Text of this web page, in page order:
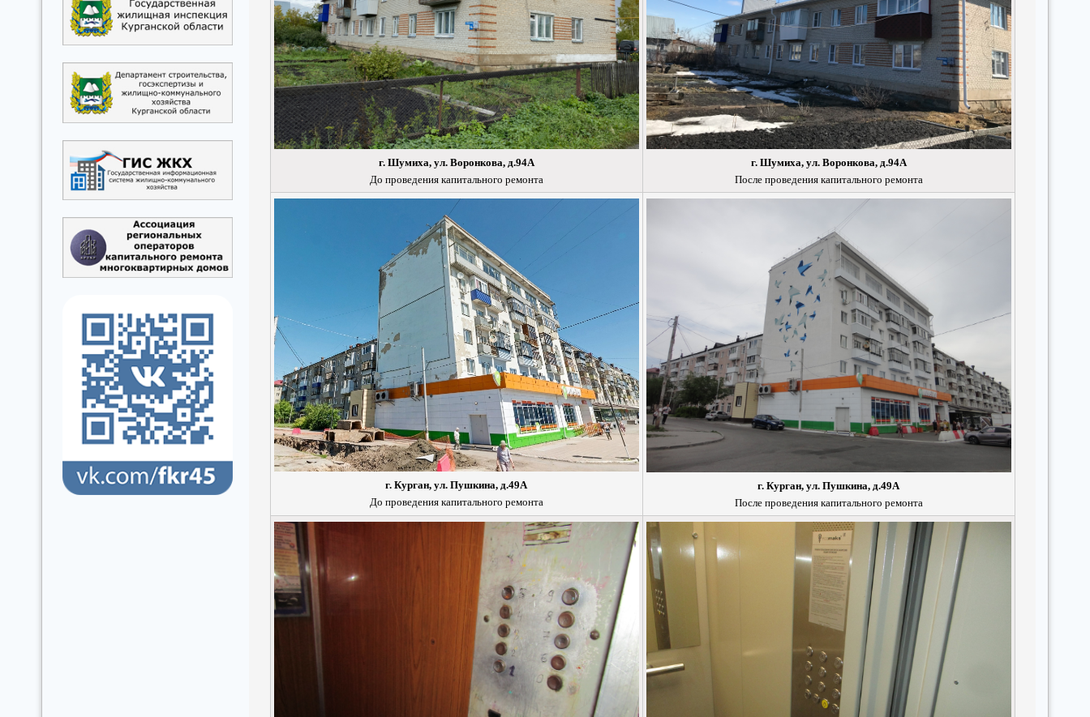
г. Шумиха, ул. Воронкова, д.94А
До проведения капитального ремонта
г. Шумиха, ул. Воронкова, д.94А
После проведения капитального ремонта
г. Курган, ул. Пушкина, д.49А
До проведения капитального ремонта
г. Курган, ул. Пушкина, д.49А
После проведения капитального ремонта